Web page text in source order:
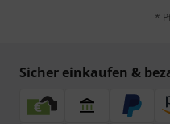
*
Sicher einkaufen &